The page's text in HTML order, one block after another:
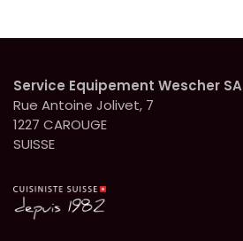
Service Equipement Wescher SA
Rue Antoine Jolivet, 7
1227 CAROUGE
SUISSE